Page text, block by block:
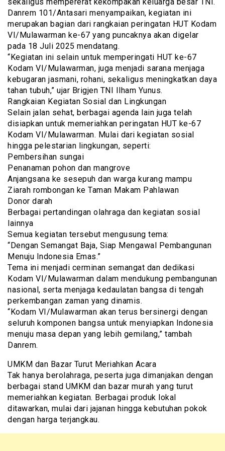
Danrem 101/Antasari menyampaikan, kegiatan ini
merupakan bagian dari rangkaian peringatan HUT Kodam
VI/Mulawarman ke-67 yang puncaknya akan digelar
pada 18 Juli 2025 mendatang.
“Kegiatan ini selain untuk memperingati HUT ke-67
Kodam VI/Mulawarman, juga menjadi sarana menjaga
kebugaran jasmani, rohani, sekaligus meningkatkan daya
tahan tubuh,” ujar Brigjen TNI Ilham Yunus.
Rangkaian Kegiatan Sosial dan Lingkungan
Selain jalan sehat, berbagai agenda lain juga telah
disiapkan untuk memeriahkan peringatan HUT ke-67
Kodam VI/Mulawarman. Mulai dari kegiatan sosial
hingga pelestarian lingkungan, seperti:
Pembersihan sungai
Penanaman pohon dan mangrove
Anjangsana ke sesepuh dan warga kurang mampu
Ziarah rombongan ke Taman Makam Pahlawan
Donor darah
Berbagai pertandingan olahraga dan kegiatan sosial
lainnya
Semua kegiatan tersebut mengusung tema:
“Dengan Semangat Baja, Siap Mengawal Pembangunan
Menuju Indonesia Emas.”
Tema ini menjadi cerminan semangat dan dedikasi
Kodam VI/Mulawarman dalam mendukung pembangunan
nasional, serta menjaga kedaulatan bangsa di tengah
perkembangan zaman yang dinamis.
“Kodam VI/Mulawarman akan terus bersinergi dengan
seluruh komponen bangsa untuk menyiapkan Indonesia
menuju masa depan yang lebih gemilang,” tambah
Danrem.
UMKM dan Bazar Turut Meriahkan Acara
Tak hanya berolahraga, peserta juga dimanjakan dengan
berbagai stand UMKM dan bazar murah yang turut
memeriahkan kegiatan. Berbagai produk lokal
ditawarkan, mulai dari jajanan hingga kebutuhan pokok
dengan harga terjangkau.